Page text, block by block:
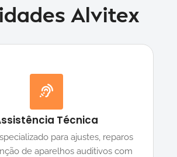
Alvitex
Técnica
para ajustes, reparos
de aparelhos auditivos com